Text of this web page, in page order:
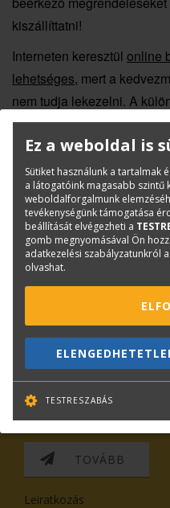
kiszállíttatni!
Interneten keresztül online
lehetséges, mert a
nem tudja lekezelni. A
vonhatók össze.
Válasszonsaját kiadású
még ma!
KAPCSOLAT
Hírlevél
TOVÁBB
Leiratkozás
Ez a weboldal is
Sütiket használunk a tartalmak
a látogatóink magasabb szintű
weboldalforgalmunk
tevékenységünk támogatása
beállítását elvégezheti a
gomb megnyomásával Ön
adatkezelési szabályzatunkról a
olvashat.
TESTRESZABÁS